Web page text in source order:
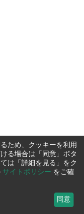
ため、クッキーを利用
る場合は「同意」ボタ
は「詳細を見る」をク
サイトポリシー をご確
同意